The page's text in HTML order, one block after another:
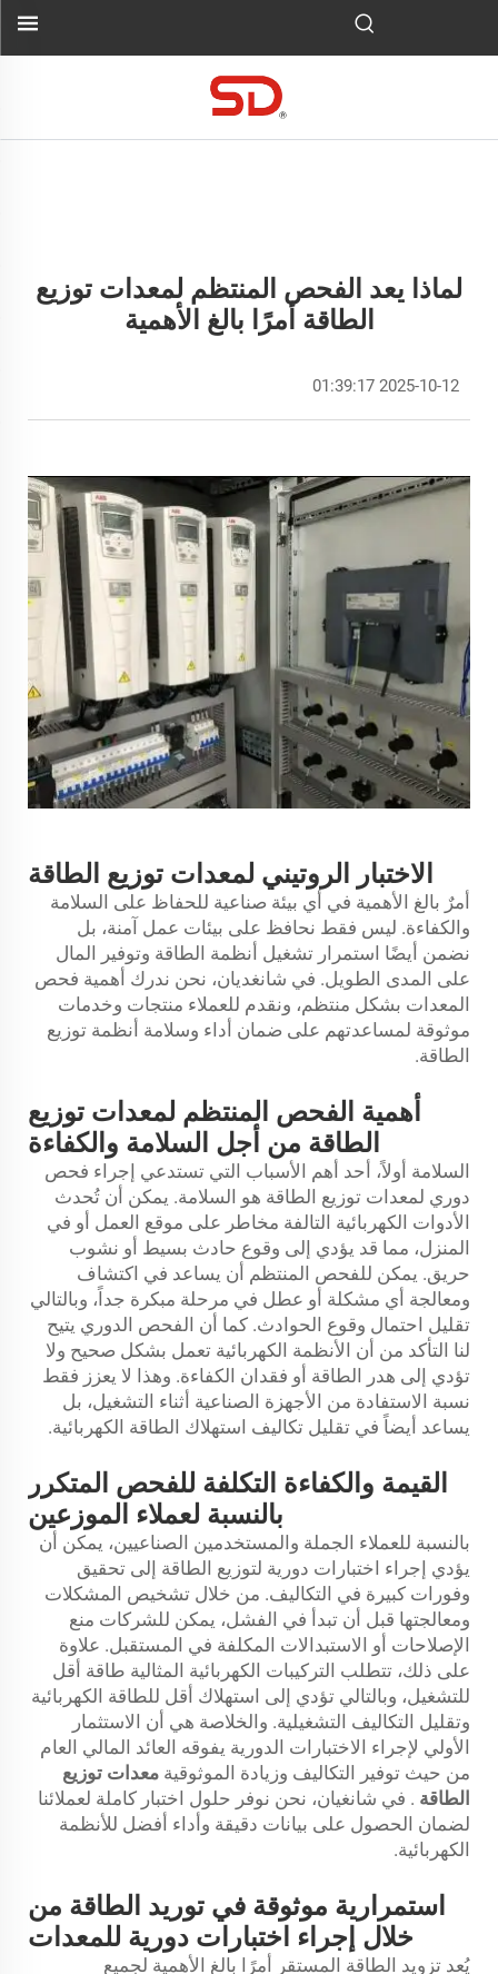
لماذا يعد الفحص المنتظم لمعدات توزيع
الطاقة أمرًا بالغ الأهمية
2025-10-12 01:39:17
الاختبار الروتيني لمعدات توزيع الطاقة
أمرٌ بالغ الأهمية في أي بيئة صناعية للحفاظ على السلامة
والكفاءة. ليس فقط نحافظ على بيئات عمل آمنة، بل
نضمن أيضًا استمرار تشغيل أنظمة الطاقة وتوفير المال
على المدى الطويل. في شانغديان، نحن ندرك أهمية فحص
المعدات بشكل منتظم، ونقدم للعملاء منتجات وخدمات
موثوقة لمساعدتهم على ضمان أداء وسلامة أنظمة توزيع
الطاقة.
أهمية الفحص المنتظم لمعدات توزيع
الطاقة من أجل السلامة والكفاءة
السلامة أولاً، أحد أهم الأسباب التي تستدعي إجراء فحص
دوري لمعدات توزيع الطاقة هو السلامة. يمكن أن تُحدث
الأدوات الكهربائية التالفة مخاطر على موقع العمل أو في
المنزل، مما قد يؤدي إلى وقوع حادث بسيط أو نشوب
حريق. يمكن للفحص المنتظم أن يساعد في اكتشاف
ومعالجة أي مشكلة أو عطل في مرحلة مبكرة جداً، وبالتالي
تقليل احتمال وقوع الحوادث. كما أن الفحص الدوري يتيح
لنا التأكد من أن الأنظمة الكهربائية تعمل بشكل صحيح ولا
تؤدي إلى هدر الطاقة أو فقدان الكفاءة. وهذا لا يعزز فقط
نسبة الاستفادة من الأجهزة الصناعية أثناء التشغيل، بل
يساعد أيضاً في تقليل تكاليف استهلاك الطاقة الكهربائية.
القيمة والكفاءة التكلفة للفحص المتكرر
بالنسبة لعملاء الموزعين
بالنسبة للعملاء الجملة والمستخدمين الصناعيين، يمكن أن
يؤدي إجراء اختبارات دورية لتوزيع الطاقة إلى تحقيق
وفورات كبيرة في التكاليف. من خلال تشخيص المشكلات
ومعالجتها قبل أن تبدأ في الفشل، يمكن للشركات منع
الإصلاحات أو الاستبدالات المكلفة في المستقبل. علاوة
على ذلك، تتطلب التركيبات الكهربائية المثالية طاقة أقل
للتشغيل، وبالتالي تؤدي إلى استهلاك أقل للطاقة الكهربائية
وتقليل التكاليف التشغيلية. والخلاصة هي أن الاستثمار
الأولي لإجراء الاختبارات الدورية يفوقه العائد المالي العام
من حيث توفير التكاليف وزيادة الموثوقية معدات توزيع
الطاقة . في شانغيان، نحن نوفر حلول اختبار كاملة لعملائنا
لضمان الحصول على بيانات دقيقة وأداء أفضل للأنظمة
الكهربائية.
استمرارية موثوقة في توريد الطاقة من
خلال إجراء اختبارات دورية للمعدات
يُعد تزويد الطاقة المستقر أمرًا بالغ الأهمية لجميع